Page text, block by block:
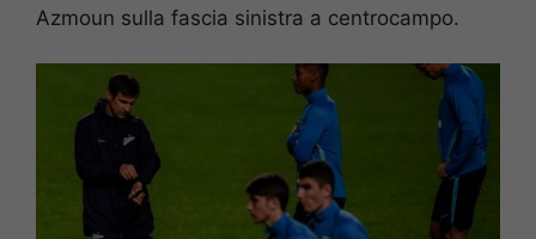
Azmoun sulla fascia sinistra a centrocampo.